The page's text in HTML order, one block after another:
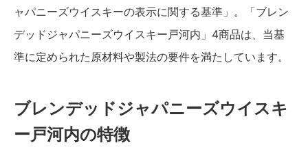
ャパニーズウイスキーの表示に関する基準」。「ブレン
デッドジャパニーズウイスキー戸河内」4商品は、当基
準に定められた原材料や製法の要件を満たしています。
ブレンデッドジャパニーズウイスキ
ー戸河内の特徴